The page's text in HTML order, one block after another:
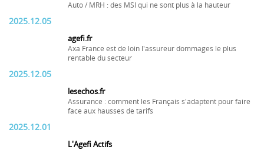
Auto / MRH : des MSI qui ne sont plus à la hauteur
2025.12.05
agefi.fr
Axa France est de loin l'assureur dommages le plus
rentable du secteur
2025.12.05
lesechos.fr
Assurance : comment les Français s'adaptent pour faire
face aux hausses de tarifs
2025.12.01
L'Agefi Actifs